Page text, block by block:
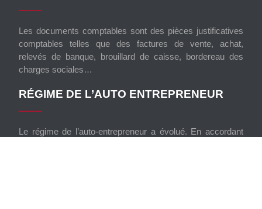
Les documents comptables sont des pièces justificatives
comptables telles que des factures de vente, achat,
relevés de banque, brouillard de caisse, bordereau des
charges sociales…
RÉGIME DE L’AUTO ENTREPRENEUR
Le régime de l’auto-entrepreneur a évolué. En accordant